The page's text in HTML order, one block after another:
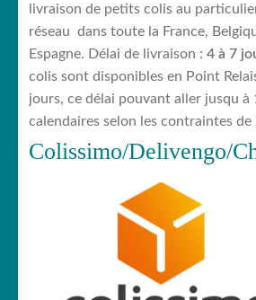
livraison de petits colis au
réseau dans toute la France,
Espagne. Délai de livraison : 4 à 7
colis sont disponibles en Point
jours, ce délai pouvant aller jusqu à
calendaires selon les contraintes
Colissimo/Delivengo/